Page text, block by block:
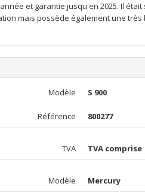
et garantie jusqu'en 2025. Il
mais possède également une très
Modèle S 900
Référence 800277
TVA TVA comprise
Modèle Mercury